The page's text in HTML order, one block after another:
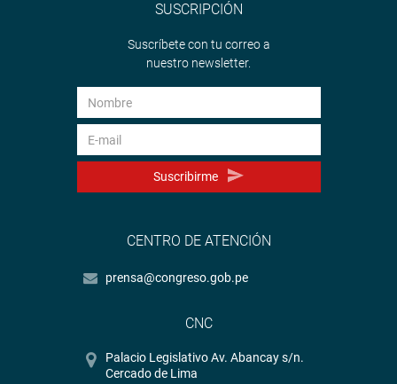
SUSCRIPCIÓN
Suscríbete con tu correo a
nuestro newsletter.
Suscribirme
CENTRO DE ATENCIÓN
prensa@congreso.gob.pe
CNC
Palacio Legislativo Av. Abancay s/n.
Cercado de Lima